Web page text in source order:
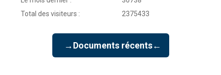
Total des visiteurs :
2375433
→Documents récents←